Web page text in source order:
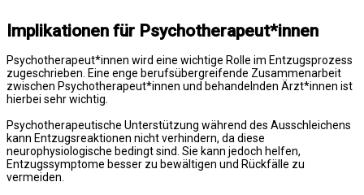
Implikationen für Psychotherapeut*innen
Psychotherapeut*innen wird eine wichtige Rolle im Entzugsprozess
zugeschrieben. Eine enge berufsübergreifende Zusammenarbeit
zwischen Psychotherapeut*innen und behandelnden Ärzt*innen ist
hierbei sehr wichtig.
Psychotherapeutische Unterstützung während des Ausschleichens
kann Entzugsreaktionen nicht verhindern, da diese
neurophysiologische bedingt sind. Sie kann jedoch helfen,
Entzugssymptome besser zu bewältigen und Rückfälle zu
vermeiden.